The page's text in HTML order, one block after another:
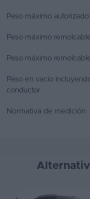
Peso máximo autorizado
Peso máximo
Peso máximo
Peso en vacío
conductor
Normativa de medición